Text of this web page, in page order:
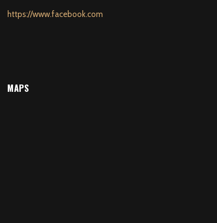
https://www.facebook.com
MAPS